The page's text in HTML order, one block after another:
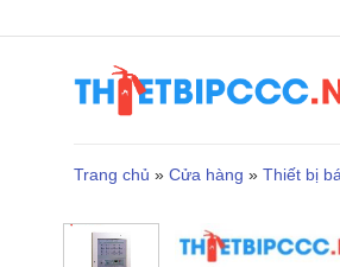
qua
Trang chủ » Cửa hàng » Thiết bị